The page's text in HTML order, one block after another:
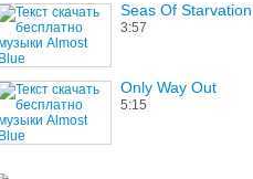
Seas Of Starvation
3:57
Only Way Out
5:15